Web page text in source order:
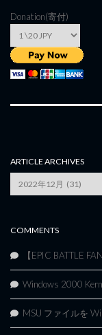
Donation(寄付)
ARTICLE ARCHIVES
Archives
COMMENTS
【EPIC BATTLE
Windows 2000
MSU ファイルを